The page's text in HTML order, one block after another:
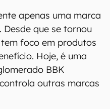
apenas uma marca
Desde que se tornou
foco em produtos
Hoje, é uma
BBK
outras marcas